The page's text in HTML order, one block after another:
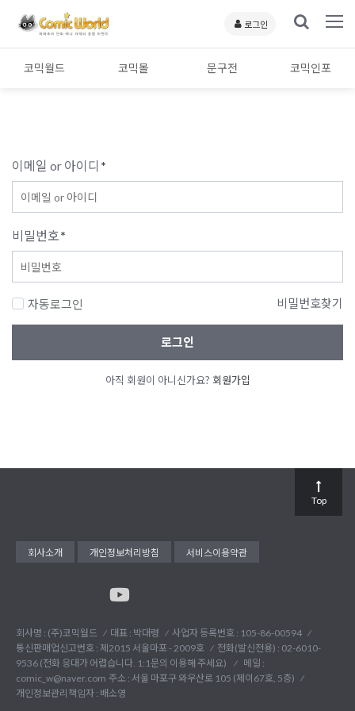
로그인
코믹월드 코믹몰 문구전 코믹인포
이메일 or 아이디 *
비밀번호*
자동로그인 비밀번호찾기
로그인
아직 회원이 아니신가요? 회원가입
회사소개 개인정보처리방침 서비스이용약관
회사명 : (주)코믹월드 대표 : 박대령
사업자 등록번호 : 105-86-00594
통신판매업신고번호 : 제2015 서울마포 - 2009호
전화(발신전용) : 02-6010-
9536 (전화 응대가 어렵습니다. 1:1문의 이용해 주세요)
메일 :
comic_w@naver.com 주소 : 서울 마포구 와우산로 105 (제이67호, 5층)
개인정보관리책임자 : 배소영
Top